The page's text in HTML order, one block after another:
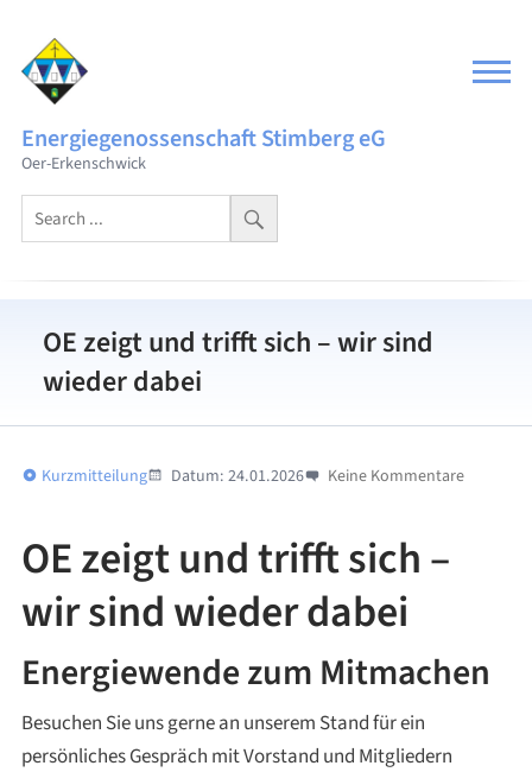
content
Energiegenossenschaft Stimberg eG
Oer-Erkenschwick
OE zeigt und trifft sich – wir sind
wieder dabei
Kurzmitteilung Datum: 24.01.2026 Keine Kommentare
OE zeigt und trifft sich –
wir sind wieder dabei
Energiewende zum Mitmachen
Besuchen Sie uns gerne an unserem Stand für ein
persönliches Gespräch mit Vorstand und Mitgliedern